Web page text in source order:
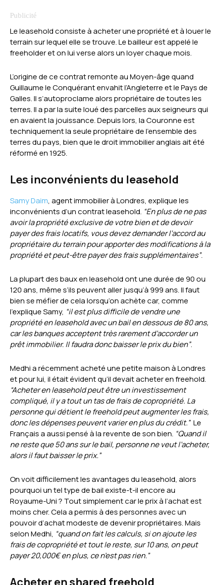
Le leasehold consiste à acheter une propriété et à louer le
terrain sur lequel elle se trouve. Le bailleur est appelé le
freeholder et on lui verse alors un loyer chaque mois.
L’origine de ce contrat remonte au Moyen-âge quand
Guillaume le Conquérant envahit l’Angleterre et le Pays de
Galles. Il s’autoproclame alors propriétaire de toutes les
terres. Il a par la suite loué des parcelles aux seigneurs qui
en avaient la jouissance. Depuis lors, la Couronne est
techniquement la seule propriétaire de l’ensemble des
terres du pays, bien que le droit immobilier anglais ait été
réformé en 1925.
Les inconvénients du leasehold
Samy Daim, agent immobilierà Londres, explique les
inconvénients d’un contrat leasehold. “En plus de ne pas
avoir la propriété exclusive de votre bien et de devoir
payer des frais locatifs, vous devez demander l’accord au
propriétaire du terrain pour apporter des modifications à la
propriété et peut-être payer des frais supplémentaires”.
La plupart des baux en leasehold ont une durée de 90 ou
120 ans, même s’ils peuvent aller jusqu’à 999 ans. Il faut
bien se méfier de cela lorsqu’on achète car, comme
l’explique Samy, “il est plus difficile de vendre une
propriété en leasehold avec un bail en dessous de 80 ans,
car les banques acceptent très rarement d’accorder un
prêt immobilier. Il faudra donc baisser le prix du bien”.
Medhi a récemment acheté une petite maison à Londres
et pour lui, il était évident qu’il devait acheter en freehold.
“Acheter en leasehold peut être un investissement
compliqué, il y a tout un tas de frais de copropriété. La
personne qui détient le freehold peut augmenter les frais,
donc les dépenses peuvent varier en plus du crédit.” Le
Français a aussi pensé à la revente de son bien. “Quand il
ne reste que 50 ans sur le bail, personne ne veut l’acheter,
alors il faut baisser le prix.”
On voit difficilement les avantages du leasehold, alors
pourquoi un tel type de bail existe-t-il encore au
Royaume-Uni ? Tout simplement car le prix à l’achat est
moins cher. Cela a permis à des personnes avec un
pouvoir d’achat modeste de devenir propriétaires. Mais
selon Medhi, “quand on fait les calculs, si on ajoute les
frais de copropriété et tout le reste, sur 10 ans, on peut
payer 20,000€ en plus, ce n’est pas rien.”